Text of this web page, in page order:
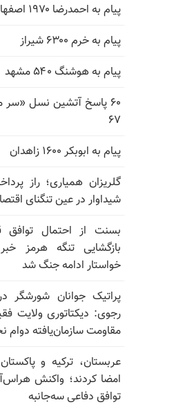
پیام به احمدرضا ۱۹۷۰ اصفهان
پیام به خرم ۶۳۰۰ شیراز
پیام به هوشنگ ۵۴۰ مشهد
۶۰ پاسخ آتشین نسل
۶۷
پیام به ابوبکر ۱۶۰۰ زاهدان
گلریزان همیاری؛ راز
شیداوار در عین تنگنای
بسنت از احتمال توافق
بازگشایی تنگه هرمز
خواستار ادامه جنگ شد
پراتیک جوانان شورشگر
رجوی: دیکتاتوری ولایت
مقاومت سازمان‌یافته دوام
عربستان، ترکیه و
امضا کردند؛ واکنش
توافق دفاعی سه‌جانبه